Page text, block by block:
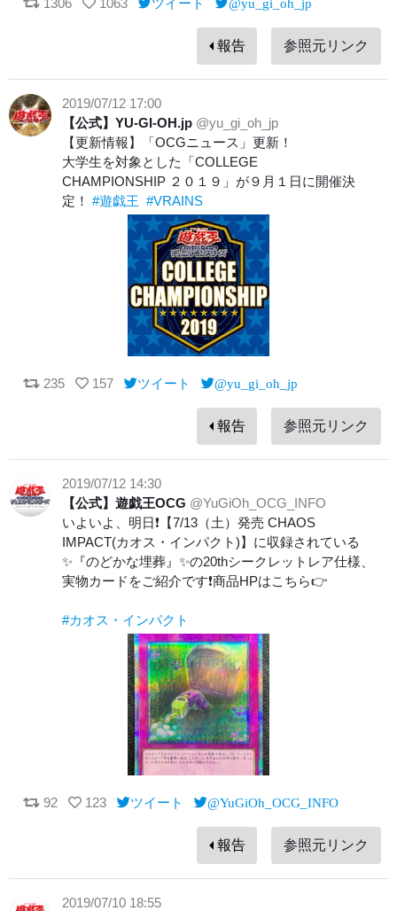
1306 1063 ツイート @yu_gi_oh_jp
報告 参照元リンク
2019/07/12 17:00
【公式】YU-GI-OH.jp @yu_gi_oh_jp
【更新情報】「OCGニュース」更新！
大学生を対象とした「COLLEGE
CHAMPIONSHIP ２０１９」が９月１日に開催決
定！ #遊戯王 #VRAINS
235 157 ツイート @yu_gi_oh_jp
報告 参照元リンク
2019/07/12 14:30
【公式】遊戯王OCG @YuGiOh_OCG_INFO
いよいよ、明日❗️【7/13（土）発売 CHAOS
IMPACT(カオス・インパクト)】に収録されている
✨『のどかな埋葬』✨の20thシークレットレア仕様、
実物カードをご紹介です❗️商品HPはこちら👉
#カオス・インパクト
92 123 ツイート @YuGiOh_OCG_INFO
報告 参照元リンク
2019/07/10 18:55